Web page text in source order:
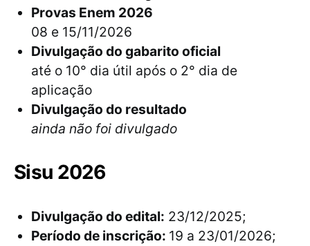
Provas Enem 2026
08 e 15/11/2026
Divulgação do gabarito oficial
até o 10° dia útil após o 2° dia de
aplicação
Divulgação do resultado
ainda não foi divulgado
Sisu 2026
Divulgação do edital: 23/12/2025;
Período de inscrição: 19 a 23/01/2026;